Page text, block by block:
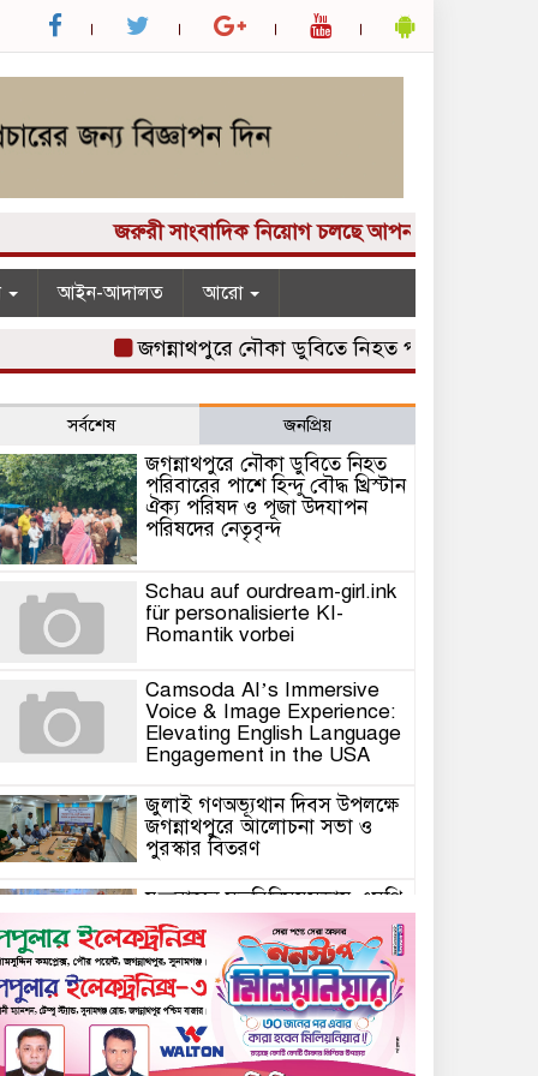
জরুরী সাংবাদিক নিয়োগ চলছে আপনার কাছে একটি
আইন-আদালত আরো
জগন্নাথপুরে নৌকা ডুবিতে নিহত পরিবারের পাশে
সর্বশেষ জনপ্রিয়
জগন্নাথপুরে নৌকা ডুবিতে নিহত
পরিবারের পাশে হিন্দু বৌদ্ধ খ্রিস্টান
ঐক্য পরিষদ ও পূজা উদযাপন
পরিষদের নেতৃবৃন্দ
Schau auf ourdream-girl.ink
für personalisierte KI-
Romantik vorbei
Camsoda AI’s Immersive
Voice & Image Experience:
Elevating English Language
Engagement in the USA
জুলাই গণঅভ্যূথান দিবস উপলক্ষে
জগন্নাথপুরে আলোচনা সভা ও
পুরস্কার বিতরণ
যুক্তরাজ্যে মতবিনিময়সভায় এমপি
কয়ছর এম আহমেদ: জগন্নাথপুর-
শান্তিগঞ্জ আর কখনো অবহেলিত
থাকবে না
Come l’AI in Conversazione
Golove Mantiene Risposte
Naturali e Rapide